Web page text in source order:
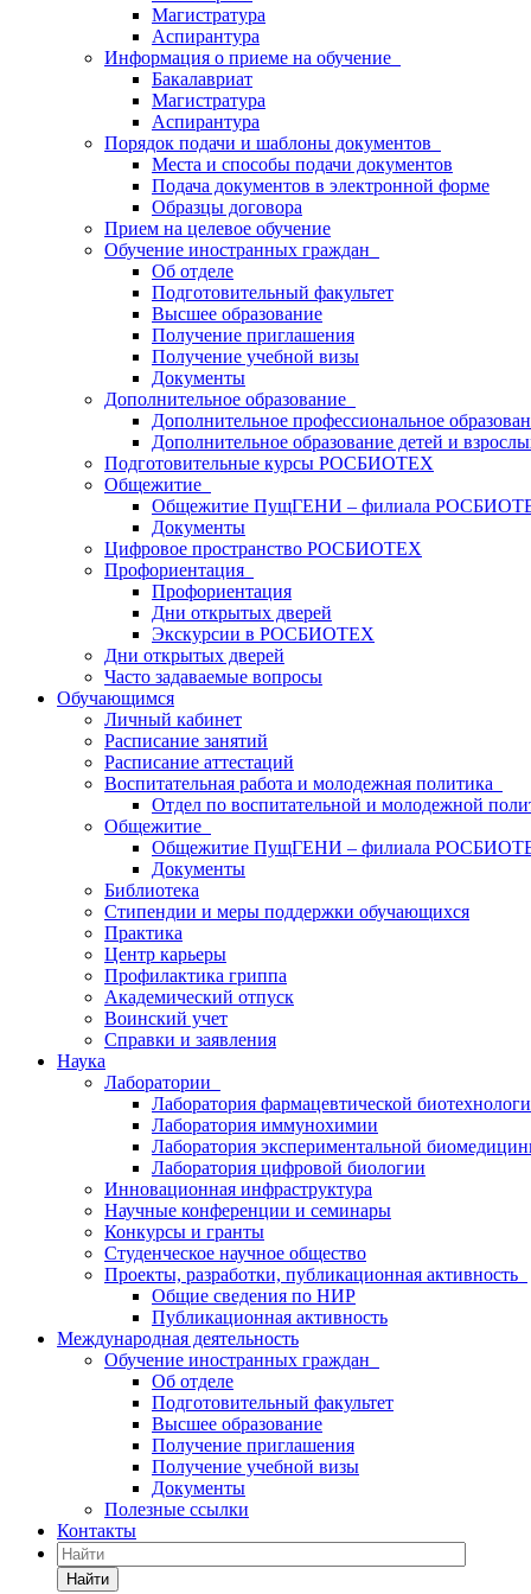
Магистратура
Аспирантура
Информация о приеме на обучение
Бакалавриат
Магистратура
Аспирантура
Порядок подачи и шаблоны документов
Места и способы подачи документов
Подача документов в электронной форме
Образцы договора
Прием на целевое обучение
Обучение иностранных граждан
Об отделе
Подготовительный факультет
Высшее образование
Получение приглашения
Получение учебной визы
Документы
Дополнительное образование
Дополнительное профессиональное
Дополнительное образование детей и
Подготовительные курсы РОСБИОТЕХ
Общежитие
Общежитие ПущГЕНИ – филиала
Документы
Цифровое пространство РОСБИОТЕХ
Профориентация
Профориентация
Дни открытых дверей
Экскурсии в РОСБИОТЕХ
Дни открытых дверей
Часто задаваемые вопросы
Обучающимся
Личный кабинет
Расписание занятий
Расписание аттестаций
Воспитательная работа и молодежная политика
Отдел по воспитательной и молодежной
Общежитие
Общежитие ПущГЕНИ – филиала
Документы
Библиотека
Стипендии и меры поддержки обучающихся
Практика
Центр карьеры
Профилактика гриппа
Академический отпуск
Воинский учет
Справки и заявления
Наука
Лаборатории
Лаборатория фармацевтической
Лаборатория иммунохимии
Лаборатория экспериментальной
Лаборатория цифровой биологии
Инновационная инфраструктура
Научные конференции и семинары
Конкурсы и гранты
Студенческое научное общество
Проекты, разработки, публикационная активность
Общие сведения по НИР
Публикационная активность
Международная деятельность
Обучение иностранных граждан
Об отделе
Подготовительный факультет
Высшее образование
Получение приглашения
Получение учебной визы
Документы
Полезные ссылки
Контакты
Найти